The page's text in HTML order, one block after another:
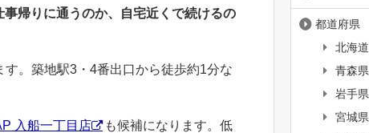
事帰りに通うのか、自宅近くで続けるの
す。築地駅3・4番出口から徒歩約1分な
入船一丁目店
も候補になります。低
都道府県
北海道
青森県
岩手県
宮城県